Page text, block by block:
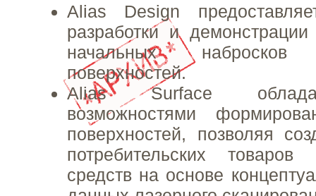
Alias Design
разработки и
начальных
поверхностей.
Alias Surface
возможностями
поверхностей, позволяя
потребительских
средств на основе